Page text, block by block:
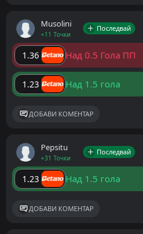
Musolini
+11 Точки
Последвай
1.36 Над 0.5 Гола ПП
1.23 Над 1.5 гола
ДОБАВИ КОМЕНТАР
Pepsitu
+31 Точки
Последвай
1.23 Над 1.5 гола
ДОБАВИ КОМЕНТАР